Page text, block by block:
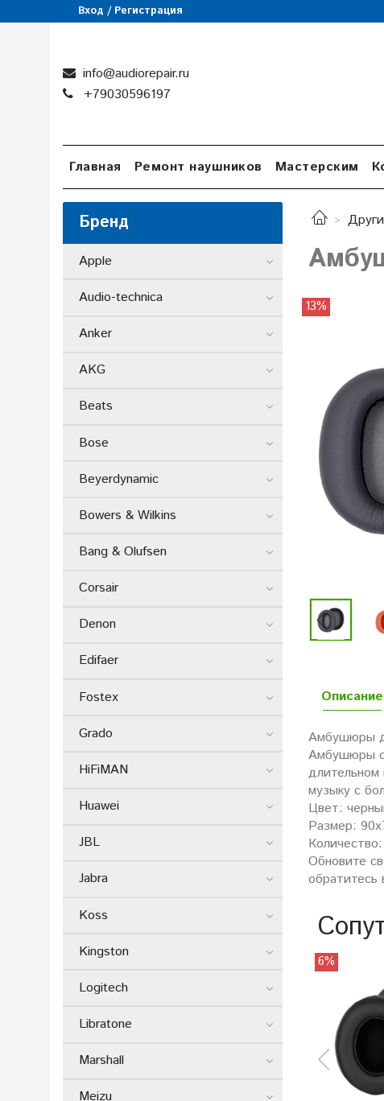
Вход / Регистрация
info@audiorepair.ru
+79030596197
Главная Ремонт наушников Мастерским
13%
Описание
Амбушюры
Амбушюры
музыку с
Цвет:
Размер:
Обновите
6%
Бренд
Apple
Audio-technica
Anker
AKG
Beats
Bose
Beyerdynamic
Bowers & Wilkins
Bang & Olufsen
Corsair
Denon
Edifaer
Fostex
Grado
HiFiMAN
Huawei
JBL
Jabra
Koss
Kingston
Logitech
Libratone
Marshall
Meizu